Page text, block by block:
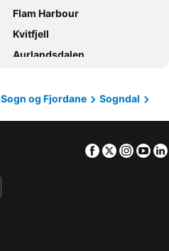
Flam Harbour
Kvitfjell
Aurlandsdalen
Bergen stasjon
Sogn og Fjordane
Sogndal
Facebook
Twitter